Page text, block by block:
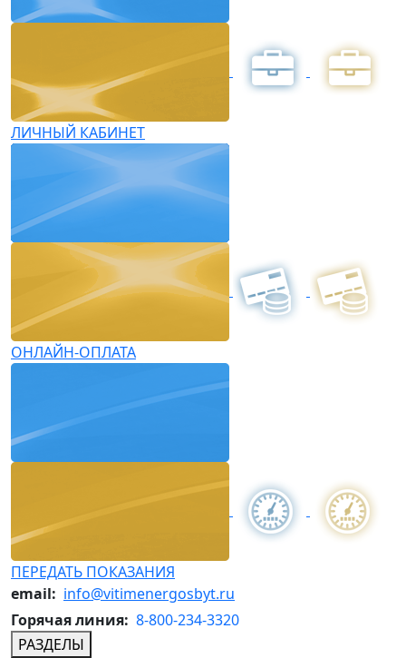
ЛИЧНЫЙ КАБИНЕТ
ОНЛАЙН-ОПЛАТА
ПЕРЕДАТЬ ПОКАЗАНИЯ
email: info@vitimenergosbyt.ru
Горячая линия: 8-800-234-3320
РАЗДЕЛЫ